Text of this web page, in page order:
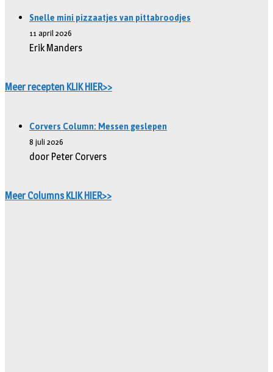
Snelle mini pizzaatjes van pittabroodjes
11 april 2026
Erik Manders
Meer recepten KLIK HIER>>
Corvers Column: Messen geslepen
8 juli 2026
door Peter Corvers
Meer Columns KLIK HIER>>